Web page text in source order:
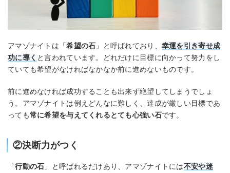
アマゾナイトは「希望の石 」と呼ばれており、 幸運を引き寄せ成
功に導く と言われています。どれだけに目標に向かって努力をし
ていても希望がなければなかなか前に進めないものです。
前に進めなければ成功することも出来ず絶望してしまうでしょ
う。アマゾナイトは例えどんなに難しく、達成が厳しい目標であ
っても常に希望を与えてくれるとても心強い石です。
②決断力がつく
「行動の石 」と呼ばれるだけあり、アマゾナイトには不安や迷